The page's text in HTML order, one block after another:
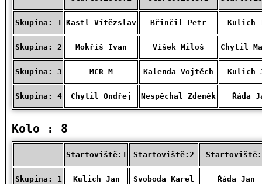
Skupina: 1 Kastl Vítězslav Břinčil Petr Kulich
Skupina: 2 Mokříš Ivan Víšek Miloš Chytil
Skupina: 3 MCR M Kalenda Vojtěch Kulich
Skupina: 4 Chytil Ondřej Nespěchal Zdeněk Řáda
Kolo : 8
Startoviště:1 Startoviště:2
Skupina: 1 Kulich Jan Svoboda Karel Řáda Jan